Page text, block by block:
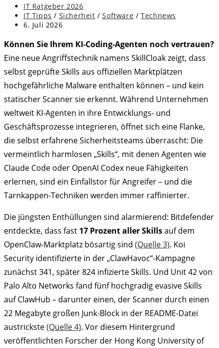
Beitrags-
Autor:
IT Ratgeber 2026
Beitrags-
Kategorie:
IT Tipps / Sicherheit / Software / Technews
Beitrag
geändert
6. Juli 2026
Können Sie Ihrem KI-Coding-Agenten noch vertrauen?
Eine neue Angriffstechnik namens SkillCloak zeigt, dass
selbst geprüfte Skills aus offiziellen Marktplätzen
hochgefährliche Malware enthalten können – und kein
statischer Scanner sie erkennt. Während Unternehmen
weltweit KI-Agenten in ihre Entwicklungs- und
Geschäftsprozesse integrieren, öffnet sich eine Flanke,
die selbst erfahrene Sicherheitsteams überrascht: Die
vermeintlich harmlosen „Skills“, mit denen Agenten wie
Claude Code oder OpenAI Codex neue Fähigkeiten
erlernen, sind ein Einfallstor für Angreifer – und die
Tarnkappen-Techniken werden immer raffinierter.
Die jüngsten Enthüllungen sind alarmierend: Bitdefender
entdeckte, dass fast 17 Prozent aller Skillsauf dem
OpenClaw-Marktplatz bösartig sind (Quelle 3). Koi
Security identifizierte in der „ClawHavoc“-Kampagne
zunächst 341, später 824 infizierte Skills. Und Unit 42 von
Palo Alto Networks fand fünf hochgradig evasive Skills
auf ClawHub – darunter einen, der Scanner durch einen
22 Megabyte großen Junk-Block in der README-Datei
austrickste(Quelle 4). Vor diesem Hintergrund
veröffentlichten Forscher der Hong Kong University of